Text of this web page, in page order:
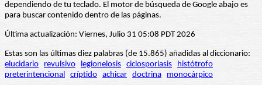
dependiendo de tu teclado. El motor de búsqueda de Google abajo es
para buscar contenido dentro de las páginas.
Última actualización: Viernes, Julio 31 05:08 PDT 2026
Estas son las últimas diez palabras (de 15.865) añadidas al diccionario:
elucidario
revulsivo legionelosis ciclosporiasis
histótrofo
preterintencional críptido achicar doctrina monocárpico